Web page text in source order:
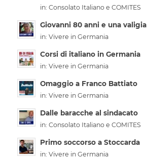
in: Consolato Italiano e COMITES
Giovanni 80 anni e una valigia
in: Vivere in Germania
Corsi di italiano in Germania
in: Vivere in Germania
Omaggio a Franco Battiato
in: Vivere in Germania
Dalle baracche al sindacato
in: Consolato Italiano e COMITES
Primo soccorso a Stoccarda
in: Vivere in Germania